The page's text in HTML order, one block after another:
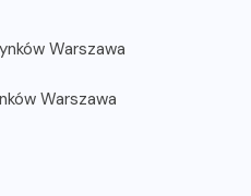
Warszawa